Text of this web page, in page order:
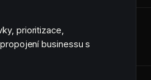
prioritizace,
businessu s